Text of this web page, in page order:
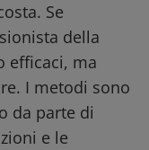
Se
della
efficaci, ma
I metodi sono
da parte di
e le